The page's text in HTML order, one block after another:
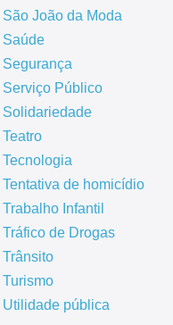
São João da Moda
Saúde
Segurança
Serviço Público
Solidariedade
Teatro
Tecnologia
Tentativa de homicídio
Trabalho Infantil
Tráfico de Drogas
Trânsito
Turismo
Utilidade pública